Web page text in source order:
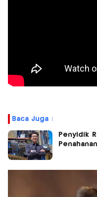
Baca Juga :
Penyidik